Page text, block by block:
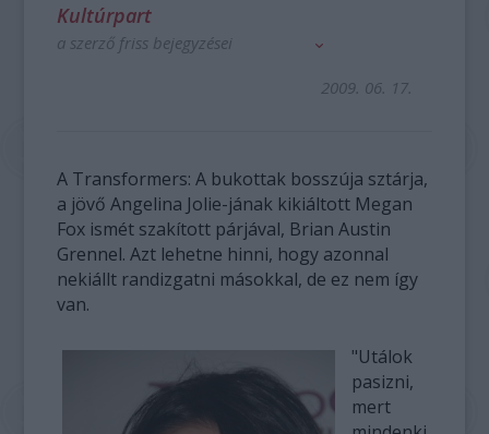
Kultúrpart
a szerző friss bejegyzései
2009. 06. 17.
A Transformers: A bukottak bosszúja sztárja,
a jövő Angelina Jolie-jának kikiáltott Megan
Fox ismét szakított párjával, Brian Austin
Grennel. Azt lehetne hinni, hogy azonnal
nekiállt randizgatni másokkal, de ez nem így
van.
"Utálok
pasizni,
mert